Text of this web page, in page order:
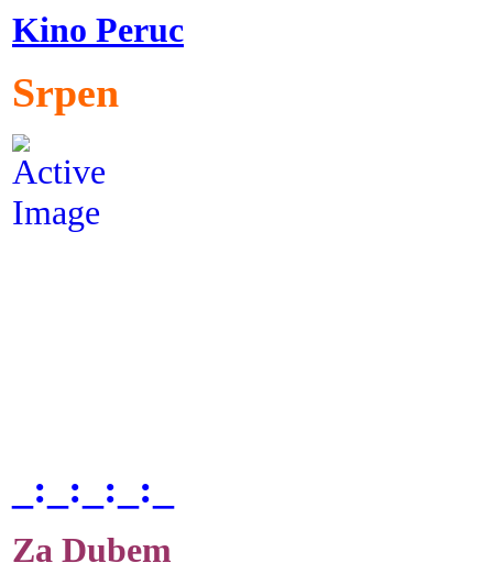
Kino Peruc
Srpen
_:_:_:_:_
Za Dubem